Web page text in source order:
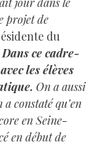
projet de
du
Dans ce cadre-
les élèves
On a aussi
constaté qu’en
en Seine-
en début de